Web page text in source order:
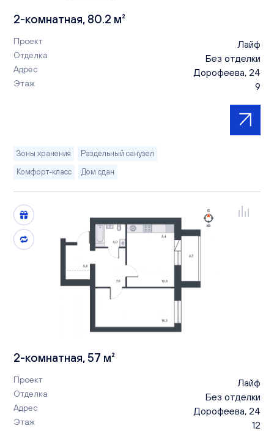
2-комнатная, 80.2 м²
Проект Лайф
Отделка Без отделки
Адрес Дорофеева, 24
Этаж 9
Зоны хранения
Раздельный санузел
Комфорт-класс
Дом сдан
2-комнатная, 57 м²
Проект Лайф
Отделка Без отделки
Адрес Дорофеева, 24
Этаж 12